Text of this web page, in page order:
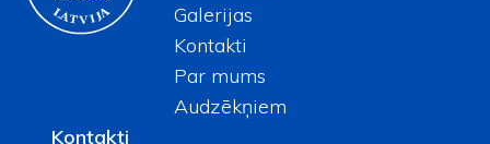
Galerijas
Kontakti
Par mums
Audzēkņiem
Kontakti